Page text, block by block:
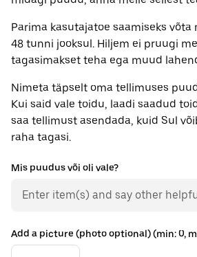
Parima kasutajatoe saamiseks
48 tunni jooksul. Hiljem ei pruugi
tagasimakset teha ega muud
Nimeta täpselt oma tellimuses
Kui said vale toidu, laadi saadud
saa tellimust asendada, kuid Sul
raha tagasi.
Mis puudus või oli vale?
Add a picture (photo optional) (min: 0,